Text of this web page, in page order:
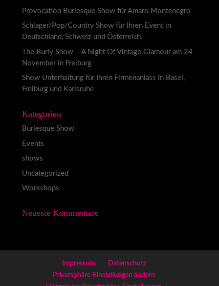
Provocation Burlesque Show für Amaro Montenegro
Schlager/Pop/Country Show für Ihren Event in
Deutschland, Schweiz und Österreich.
The Burly Show – A Night Of Vintage Glamour am 24
November in Freiburg
Show Unterhaltung für Ihren Firmenanlass in Basel,
Freiburg und Karlsruhe
Kategorien
Burlesque Show
Events
shows
Uncategorized
Workshops
Neueste Kommentare
Impressum
Datenschutz
Privatsphäre-Einstellungen ändern